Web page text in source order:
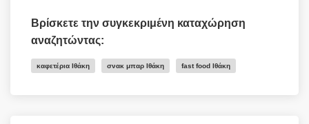
Βρίσκετε την συγκεκριμένη καταχώρηση
αναζητώντας:
καφετέρια Ιθάκη σνακ μπαρ Ιθάκη fast food Ιθάκη